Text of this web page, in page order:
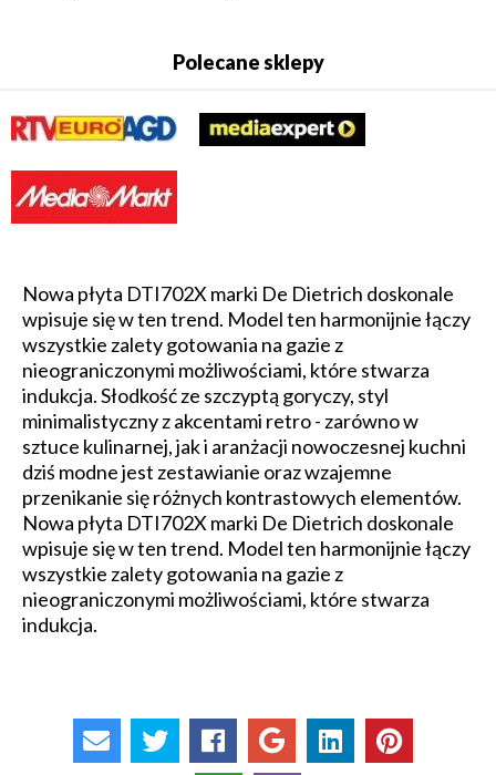
Polecane sklepy
Nowa płyta DTI702X marki De Dietrich doskonale
wpisuje się w ten trend. Model ten harmonijnie łączy
wszystkie zalety gotowania na gazie z
nieograniczonymi możliwościami, które stwarza
indukcja. Słodkość ze szczyptą goryczy, styl
minimalistyczny z akcentami retro - zarówno w
sztuce kulinarnej, jak i aranżacji nowoczesnej kuchni
dziś modne jest zestawianie oraz wzajemne
przenikanie się różnych kontrastowych elementów.
Nowa płyta DTI702X marki De Dietrich doskonale
wpisuje się w ten trend. Model ten harmonijnie łączy
wszystkie zalety gotowania na gazie z
nieograniczonymi możliwościami, które stwarza
indukcja.